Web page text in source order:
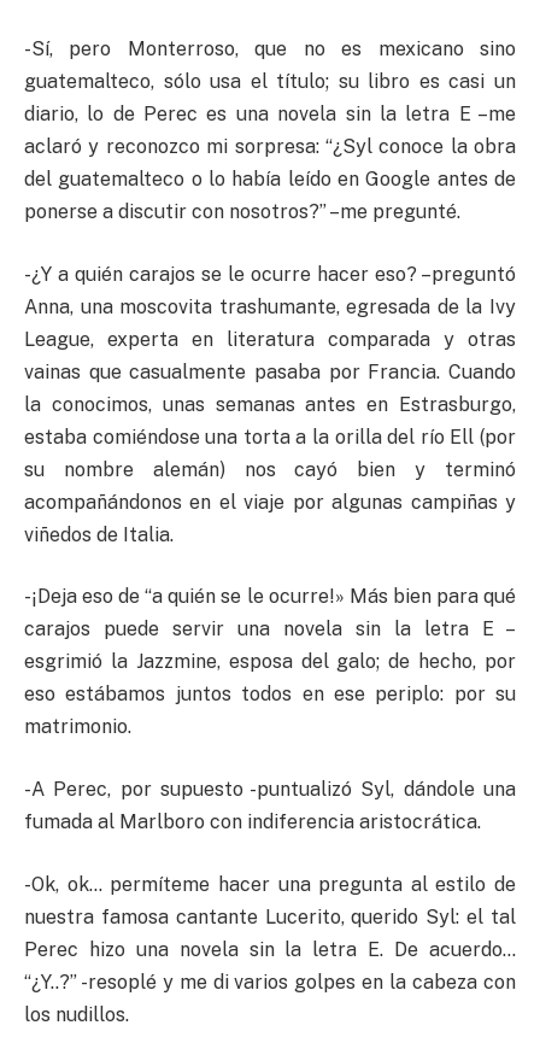
-Sí, pero Monterroso, que no es mexicano sino
guatemalteco, sólo usa el título; su libro es casi un
diario, lo de Perec es una novela sin la letra E –me
aclaró y reconozco mi sorpresa: “¿Syl conoce la obra
del guatemalteco o lo había leído en Google antes de
ponerse a discutir con nosotros?” –me pregunté.
-¿Y a quién carajos se le ocurre hacer eso? –preguntó
Anna, una moscovita trashumante, egresada de la Ivy
League, experta en literatura comparada y otras
vainas que casualmente pasaba por Francia. Cuando
la conocimos, unas semanas antes en Estrasburgo,
estaba comiéndose una torta a la orilla del río Ell (por
su nombre alemán) nos cayó bien y terminó
acompañándonos en el viaje por algunas campiñas y
viñedos de Italia.
-¡Deja eso de “a quién se le ocurre!» Más bien para qué
carajos puede servir una novela sin la letra E –
esgrimió la Jazzmine, esposa del galo; de hecho, por
eso estábamos juntos todos en ese periplo: por su
matrimonio.
-A Perec, por supuesto -puntualizó Syl, dándole una
fumada al Marlboro con indiferencia aristocrática.
-Ok, ok… permíteme hacer una pregunta al estilo de
nuestra famosa cantante Lucerito, querido Syl: el tal
Perec hizo una novela sin la letra E. De acuerdo…
“¿Y..?” -resoplé y me di varios golpes en la cabeza con
los nudillos.